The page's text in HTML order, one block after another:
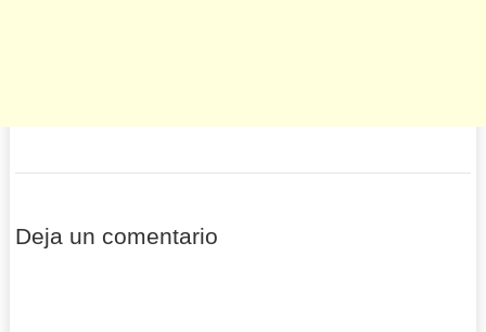
Deja un comentario